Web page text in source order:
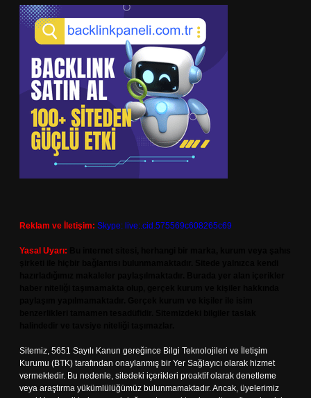
Reklam ve İletişim: Skype: live:.cid.575569c608265c69
Yasal Uyarı:
Sitemiz, 5651 Sayılı Kanun gereğince Bilgi Teknolojileri ve İletişim
Kurumu (BTK) tarafından onaylanmış bir Yer Sağlayıcı olarak hizmet
vermektedir. Bu nedenle, sitedeki içerikleri proaktif olarak denetleme
veya araştırma yükümlülüğümüz bulunmamaktadır. Ancak, üyelerimiz